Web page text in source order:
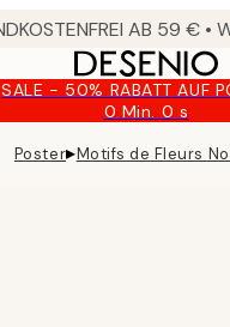
SALE - 50% RABATT AUF
0 Min. 0 s
Gültig
bis:
2026-
Poster▸Motifs de Fleurs